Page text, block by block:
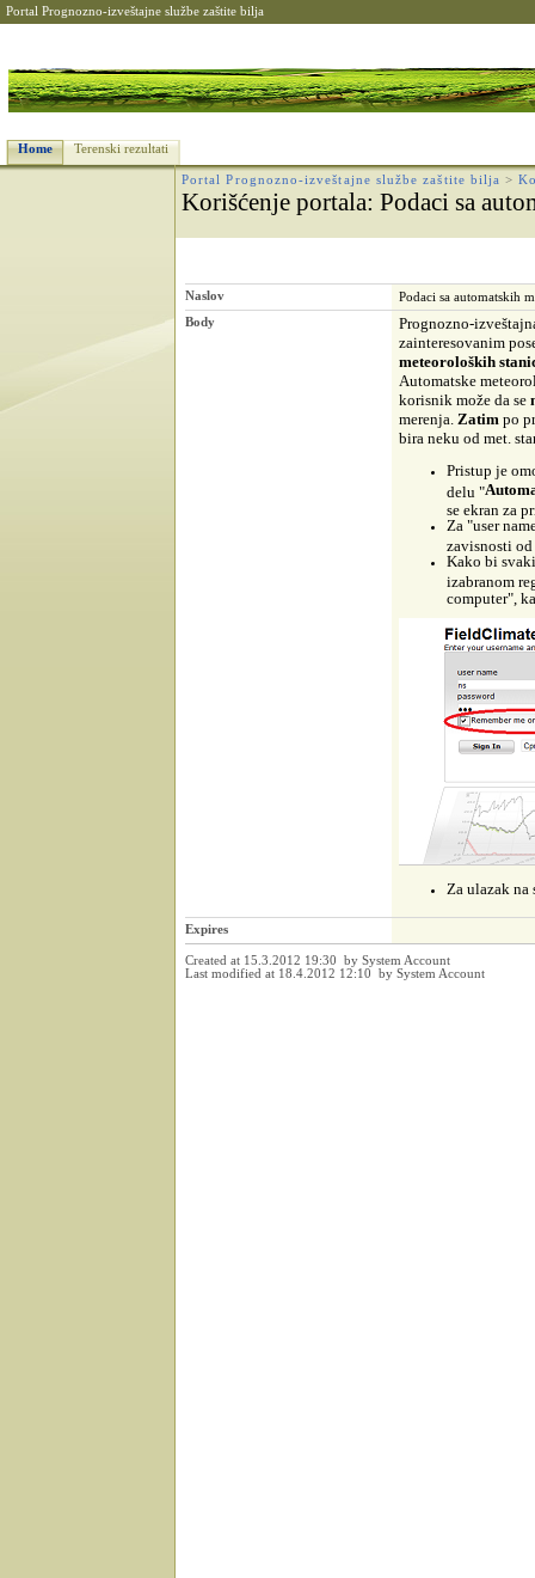
Portal Prognozno-izveštajne službe zaštite bilja
Home Terenski rezultati
Portal Prognozno-izveštajne službe zaštite bilja >
Korišćenje portala: Podaci sa
Naslov
Podaci sa automatskih
Body
Prognozno-
zainteresovanim
meteoroloških
Automatske
korisnik može da se
merenja. Zatim po
bira neku od met.
Pristup je
delu "
se ekran za
Za "user
zavisnosti
Kako bi
izabranom
computer",
Za ulazak
Expires
Created at 15.3.2012 19:30 by System Account
Last modified at 18.4.2012 12:10 by System Account